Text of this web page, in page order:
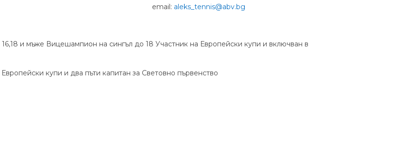
email: aleks_tennis@abv.bg
и мъже Вицешампион на сингъл до 18 Участник на Европейски купи и включван в
купи и два пъти капитан за Световно първенство